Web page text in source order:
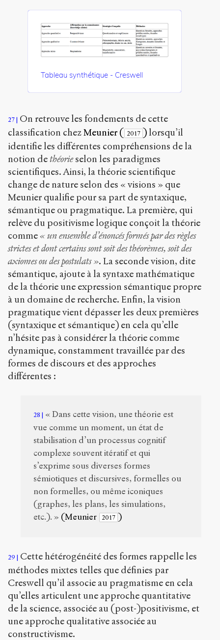
Tableau synthétique - Creswell
27
On retrouve les fondements de cette
classification chezMeunier ( 2017 )lorsqu’il
identifie les différentes compréhensions de la
notion dethéorieselon les paradigmes
scientifiques. Ainsi, la théorie scientifique
change de nature selon des « visions » que
Meunier qualifie pour sa part de syntaxique,
sémantique ou pragmatique. La première, qui
relève du positivisme logique conçoit la théorie
comme« un ensemble d’énoncés formés par des règles
strictes et dont certains sont soit des théorèmes, soit des
axiomes ou des postulats ». La seconde vision, dite
sémantique, ajoute à la syntaxe mathématique
de la théorie une expression sémantique propre
à un domaine de recherche. Enfin, la vision
pragmatique vient dépasser les deux premières
(syntaxique et sémantique) en cela qu’elle
n’hésite pas à considérer la théorie comme
dynamique, constamment travaillée par des
formes de discours et des approches
différentes :
28
« Dans cette vision, une théorie est
vue comme un moment, un état de
stabilisation d’un processus cognitif
complexe souvent itératif et qui
s’exprime sous diverses formes
sémiotiques et discursives, formelles ou
non formelles, ou même iconiques
(graphes, les plans, les simulations,
etc.). » (Meunier 2017 )
29
Cette hétérogénéité des formes rappelle les
méthodes mixtes telles que définies par
Creswell qu’il associe au pragmatisme en cela
qu’elles articulent une approche quantitative
de la science, associée au (post-)positivisme, et
une approche qualitative associée au
constructivisme.